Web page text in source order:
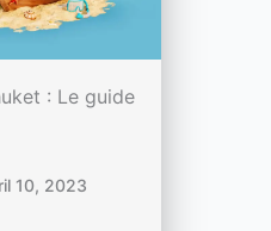
: Le guide
10, 2023